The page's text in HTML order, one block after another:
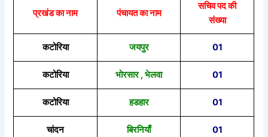
प्रखंड का नाम पंचायत का नाम
सचिव पद की
संख्या
कटोरिया जयपुर 01
कटोरिया भोरसार , भेलवा 01
कटोरिया हडहार 01
चांदन बिरनियाँ 01